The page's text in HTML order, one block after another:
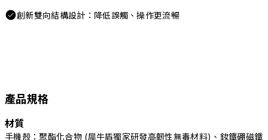
創新雙向結構設計：降低誤觸、操作更流暢
產品規格
材質
手機殼：聚酯化合物 (犀牛盾獨家研發高韌性無毒材料)、釹鐵硼磁鐵